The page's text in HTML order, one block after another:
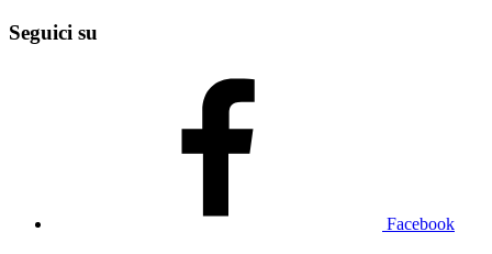
Seguici su
Facebook